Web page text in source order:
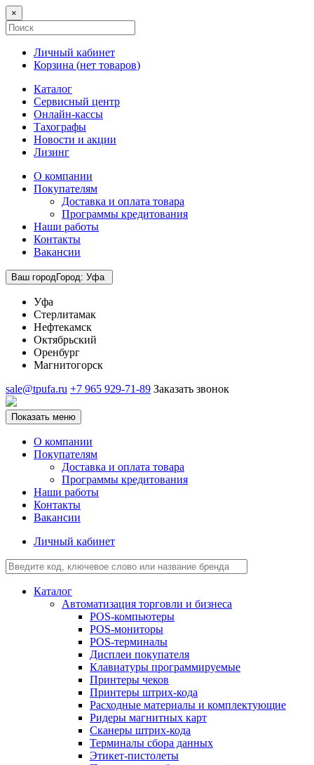
×
Личный кабинет
Корзина (нет товаров)
Каталог
Сервисный центр
Онлайн-кассы
Тахографы
Новости и акции
Лизинг
О компании
Покупателям
Доставка и оплата товара
Программы кредитования
Наши работы
Контакты
Вакансии
Ваш городГород: Уфа
Уфа
Стерлитамак
Нефтекамск
Октябрьский
Оренбург
Магнитогорск
sale@tpufa.ru +7 965 929-71-89 Заказать звонок
Показать меню
О компании
Покупателям
Доставка и оплата товара
Программы кредитования
Наши работы
Контакты
Вакансии
Личный кабинет
Каталог
Автоматизация торговли и бизнеса
POS-компьютеры
POS-мониторы
POS-терминалы
Дисплеи покупателя
Клавиатуры программируемые
Принтеры чеков
Принтеры штрих-кода
Расходные материалы и комплектующие
Ридеры магнитных карт
Сканеры штрих-кода
Терминалы сбора данных
Этикет-пистолеты